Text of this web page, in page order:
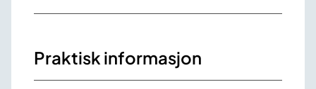
Praktisk informasjon